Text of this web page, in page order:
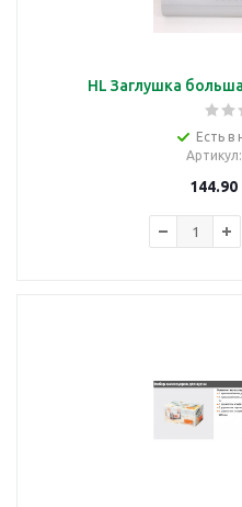
HL Заглушка
Есть в
Артикул
144.90